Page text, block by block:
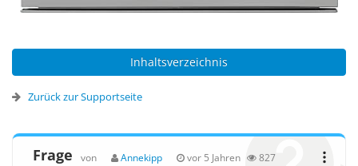
Inhaltsverzeichnis
Zurück zur Supportseite
Frage von Annekipp vor 5 Jahren 827